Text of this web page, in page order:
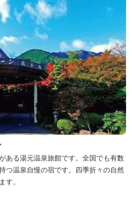
ある湯元温泉旅館です。全国でも有数
つ温泉自慢の宿です。四季折々の自然
す。